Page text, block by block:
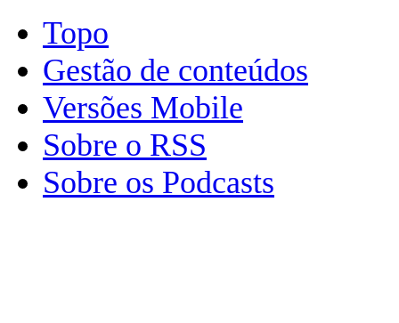
Topo
Gestão de conteúdos
Versões Mobile
Sobre o RSS
Sobre os Podcasts